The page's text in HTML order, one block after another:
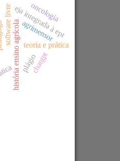
história ensino agrícolaplágio
software livre teoria e prática
eja integrada à ept
chatgpt
agrimensor
oncologia